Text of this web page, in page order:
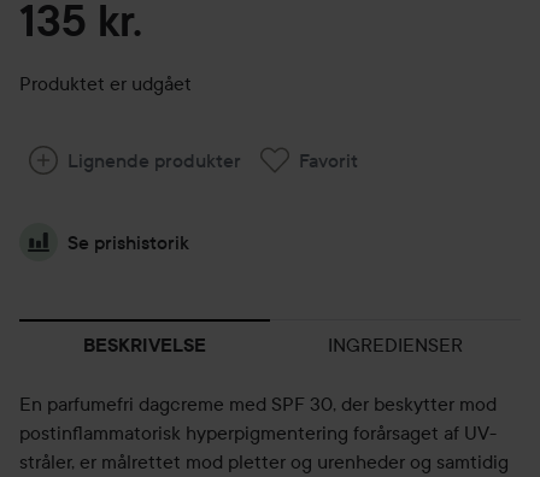
135 kr.
Produktet er udgået
Lignende produkter Favorit
Se prishistorik
BESKRIVELSE INGREDIENSER
En parfumefri dagcreme med SPF 30, der beskytter mod
postinflammatorisk hyperpigmentering forårsaget af UV-
stråler, er målrettet mod pletter og urenheder og samtidig